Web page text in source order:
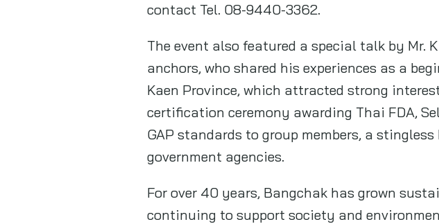
contact Tel. 08-9440-3362.
The event also featured a special talk by Mr.
anchors, who shared his experiences as a
Kaen Province, which attracted strong
certification ceremony awarding Thai FDA,
GAP standards to group members, a
government agencies.
For over 40 years, Bangchak has grown
continuing to support society and